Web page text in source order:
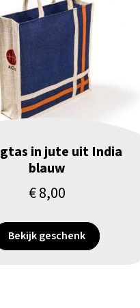
in jute uit India
blauw
€8,00
Bekijk geschenk